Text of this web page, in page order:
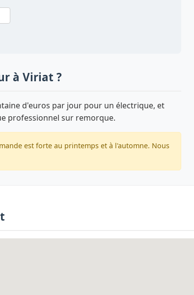
à Viriat ?
d'euros par jour pour un électrique, et
professionnel sur remorque.
est forte au printemps et à l'automne. Nous